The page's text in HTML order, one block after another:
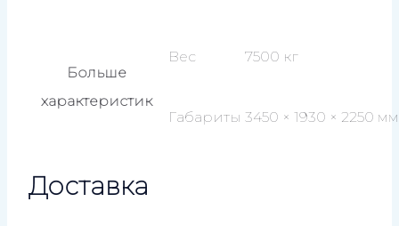
Больше
характеристик
Вес 7500 кг
Габариты 3450 × 1930 × 2250 мм
Доставка